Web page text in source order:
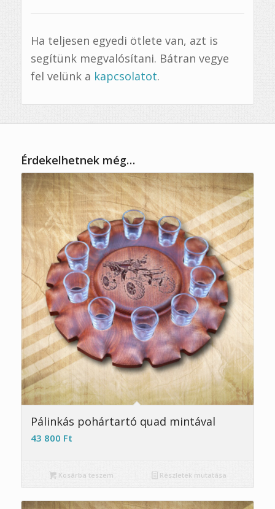
Ha teljesen egyedi ötlete van, azt is
segítünk megvalósítani. Bátran vegye
fel velünk a kapcsolatot.
Érdekelhetnek még…
Pálinkás pohártartó quad mintával
43 800 Ft
Kosárba teszem Részletek mutatása